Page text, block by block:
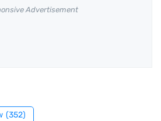
Advertisement
(352)